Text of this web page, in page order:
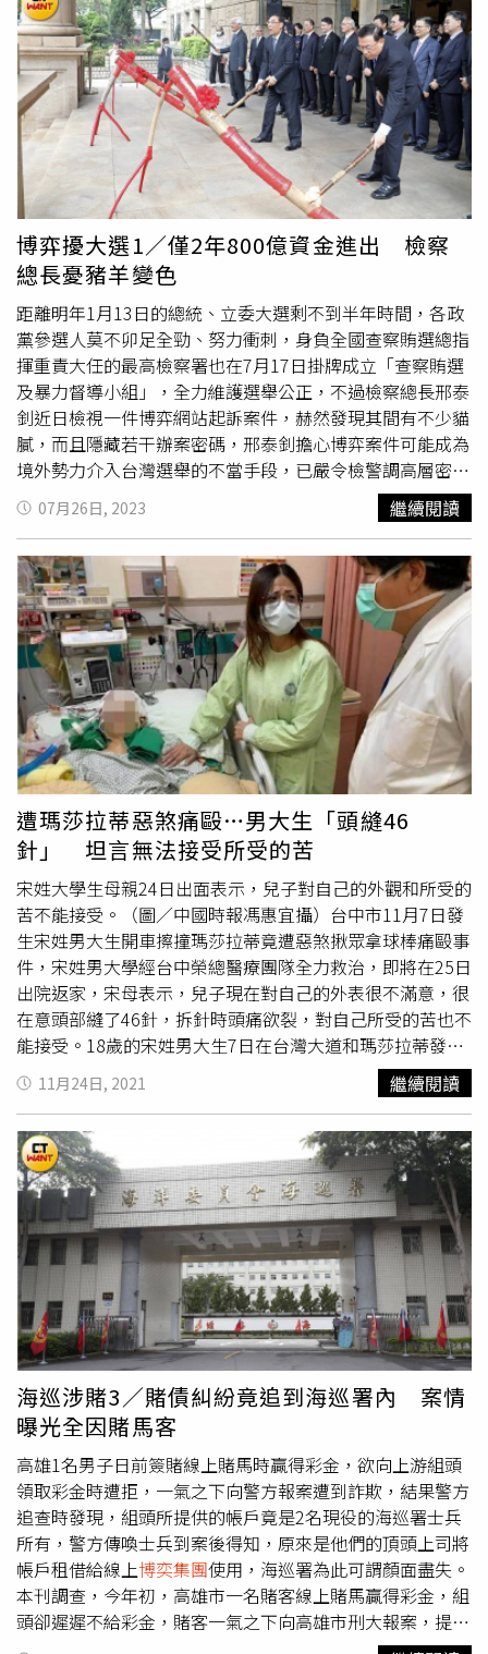
此之外，郭哲敏涉地下匯兌洗錢潛逃也連帶引起社會譁然的
檢警系統「招待所之亂」！原來，新北地檢署偵辦林秉文集
團涉地下匯兌案，未料之後竟傳出檢察官至業者開設的88會
館風暴，包括警大校長陳檡文、中山分局偵查隊長林弘基，
與身兼高檢署檢察官的前警政署政風室主任黃錦秋及新北檢
察官王涂芝等人，都先後到過松勤路「信義88」招待所。警
政署稍早也公布懲處名單共30人，包括刑事局副局長黃建
榮、台北市警士林分局長吳慶鴻、高雄市警刑大大隊長洪松
田皆被記過和調職，外傳出入松勤88招待所的政商名流、警
界高官和公家單位人員，據稱該批資料除了檢警人員外都已
經被清理過，因此目標完全是針對警方而來。這也讓警界感
嘆「水很深」，由於關鍵證據仍掌握在郭哲敏手中，如今他
引渡回台，是否會曝光檢警包庇、洩密和取得不法利益等勾
當，目前廉政署、新北地檢等單位都已深入調查。
下水漲船高，從原本的5.5億暴漲到37億，郭哲敏年不到半
百，身價就高達百億元。通緝犯郭哲敏身價高達百億元，靠
著不法獲利在東南亞逍遙度日、揮金如土，（圖／讀者提
供）郭哲敏也是AE博奕集團負責人，販售線上博弈平台軟
體等相關產品與服務，中國和東南亞的賭博業者也因此賺進
暴利，但郭哲敏自知被檢警盯上，去年10月潛逃出境，11
月竟「自拔插頭」。知情人士表示，「拔插頭」意指斷掉博
弈網站生路，郭哲敏將博弈網中所有賭資全部移轉，再通知
各地警方前來抓人，各業者和博弈網站長血本無歸，涉及的
金額高達數百億元。遭坑殺的業者和站長遍布東南亞和兩岸
三地，他們不滿郭哲敏使用「奧步」來坑錢，如今在網路上
發布「懸賞令」，控訴郭洗錢、割韭菜的惡行惡狀外，更祭
出高額獎金尋人，強調「懸賞200萬美金找他本人，活要見
人、死要見屍。」知情人士透露，聽聞郭哲敏可能回國受審
的消息，國內外各方勢力都摩拳擦掌，倘若郭真的順利返
台，若沒有立刻被羈押，恐怕下一秒就會被他的仇家生吞活
剝，江湖上恐因他而再掀腥風血雨，警方也不敢大意，正全
面溝通引渡回台事宜中。被坑殺的股東們則對他恨得牙癢
癢，更下了天價懸賞令，強調「活要見人，死要見屍」。
（圖／翻攝畫面）
博弈擾大選1／僅2年800億資金進出 檢察
總長憂豬羊變色
距離明年1月13日的總統、立委大選剩不到半年時間，各政
黨參選人莫不卯足全勁、努力衝刺，身負全國查察賄選總指
揮重責大任的最高檢察署也在7月17日掛牌成立「查察賄選
及暴力督導小組」，全力維護選舉公正，不過檢察總長邢泰
釗近日檢視一件博弈網站起訴案件，赫然發現其間有不少貓
膩，而且隱藏若干辦案密碼，邢泰釗擔心博弈案件可能成為
境外勢力介入台灣選舉的不當手段，已嚴令檢警調高層密切
注意。據了解，這件讓檢察總長邢泰釗提高注意的博弈案
件，是台北地檢署在今年5月15日起訴的跨境
博奕集團網站
案，來自大陸的菲律賓雲博集團高階主管「HO」，與曾在
澳門賭場工作的主嫌徐師涵、黃岺琦、黃女丈夫李威翰等人
合作，由徐女等人與雲博集團子公司簽立服務合約，徐女等
人返台在2020年5月到10月間，陸續成立浩崴、涵澤、肯揚
等科技公司，披著科技公司的外衣，成立博弈網站的線上文
字客服中心。博弈網站資金進出龐大，台北地檢署破獲的大
陸雲博集團在台客服中心，2年投注金額竟達800億元。
（圖／李宗明攝）雲博集團每月透過虛擬貨幣等方式匯給徐
女等人10餘萬美元的資金，做為經營博弈網站所需人事及房
租等費用，2年來投注金額竟高達800億元，台北地檢署接
獲檢舉，北檢檢肅黑金專組檢察官詹騏瑋立即指揮刑事局偵
查第二大隊成立專案小組展開調查，去年6月一舉破獲這個
博弈網站，查扣現金633萬餘元、外匯存款390萬餘元，美
金2241餘元，將徐女、黃女、李男及幹部、客服人員共計
47人拘提到案。檢警還查出地下匯兌業者蔡金澄收購泰達幣
而支付黃女1340萬元，2022年8月檢警到蔡男位於基隆暖暖
區住處搜索，發現蔡男至少從2022年2月起使用微信幫助該
博弈集團洗錢，由客戶匯款到指定的國內銀行帳戶，蔡男再
以微信支付轉帳到客戶指定的大陸地區銀行，共非法匯兌人
民幣142萬餘元，蔡男賺取1%的手續費，檢方將主嫌徐女
等人依涉犯賭博罪起訴，44名文字客服予以緩起訴，蔡男則
依違反《銀行法》起訴。大陸雲博集團在台客服中心藏身北
市信義區商辦大樓，隔壁就是讓檢警高層慘遭重懲的88會
館。（圖／翻攝google街景）檢察總長邢泰釗憂心，在台
灣氾濫成災的博弈網站資金進出龐大，如遭境外勢力利用，
隨時可能轉換成選舉賭盤，成為不當手段介入台灣選舉的管
道，因此鎖定選舉賭盤，向法務部建議修訂《鼓勵檢舉妨害
選舉案件要點》，把檢舉選舉賭盤獎金提高到500萬元，至
於境外勢力檢舉獎金更高達2000萬元「天價」，創下政府
核發檢舉獎金最高紀錄，全案已報請行政院備查。此外，最
高檢還發現本案與檢警高層失足重懲的88會館有若干巧合之
處，由地下匯兌業者郭哲敏開設的88會館位於北市松勤路
88號，而本案主嫌徐女等人成立的科技公司，剛好位於88
會館的隔壁，地址是北市松勤路86號7、8樓，兩者間竟然
存在地緣關係，究竟是單純巧合，還是另有隱情，檢警將進
一步釐清。
07月26日, 2023 繼續閱讀
遭瑪莎拉蒂惡煞痛毆…男大生「頭縫46
針」 坦言無法接受所受的苦
宋姓大學生母親24日出面表示，兒子對自己的外觀和所受的
苦不能接受。（圖／中國時報馮惠宜攝）台中市11月7日發
生宋姓男大生開車擦撞瑪莎拉蒂竟遭惡煞揪眾拿球棒痛毆事
件，宋姓男大學經台中榮總醫療團隊全力救治，即將在25日
出院返家，宋母表示，兒子現在對自己的外表很不滿意，很
在意頭部縫了46針，拆針時頭痛欲裂，對自己所受的苦也不
能接受。18歲的宋姓男大生7日在台灣大道和瑪莎拉蒂發生
擦撞，竟遭車主張敦量等三名惡煞揪眾持鋁棒痛毆造成顱底
骨折、顱內出血，送醫搶救一度重度昏迷，兒子因行車糾紛
被毆重傷，宋母也在媒體前哭訴「台中的治安怎麼了？」該
事件受到媒體關注，台中市長盧秀燕也親自到醫院兩度探
視，向家屬致歉，事後警方也查緝到張姓惡煞幕後博奕集
團。宋姓男大生在台中榮總開腦搶救後，3天即拔管、第8天
轉出加護病房，24日院方證實宋姓男大生將在25日出院返
家休養；宋母表示，兒子情緒相當躁動，對於頭部被縫了46
針相當在意，拆線當天頭痛欲裂，至於先前聽力和視力部
分，聽力已恢復，但視力則出現複視、鈄視，走路也會因此
出現平衡感失調的問題，未來仍需要每周回診。宋母也說，
兒子很躁動，對自己外表不滿，對所受的苦也不能接受，也
一直吵著要回家，並且抗拒復健；她也表示，目前兒子的情
緒還不能做筆錄，關於訴訟，出院後會再與兩位律師討論；
但她也透露，一直有收到壓力，提醒他趕快和解。宋母說，
雖然兒子先前曾表達想趕快回去上課，但因為目前他外觀還
需要一段時間恢復，而且出院後仍需要一到兩周就回院檢查
聽力、視力，定期在神經外科追蹤，目前的狀況要先辦休
學，下學期才能復學。
11月24日, 2021 繼續閱讀
海巡涉賭3／賭債糾紛竟追到海巡署內 案情
曝光全因賭馬客
高雄1名男子日前簽賭線上賭馬時贏得彩金，欲向上游組頭
領取彩金時遭拒，一氣之下向警方報案遭到詐欺，結果警方
追查時發現，組頭所提供的帳戶竟是2名現役的海巡署士兵
所有，警方傳喚士兵到案後得知，原來是他們的頂頭上司將
帳戶租借給線上博奕集團使用，海巡署為此可謂顏面盡失。
本刊調查，今年初，高雄市一名賭客線上賭馬贏得彩金，組
頭卻遲遲不給彩金，賭客一氣之下向高雄市刑大報案，提告
詐欺。警方原以為是單純的債務糾紛，深入追查後赫然發